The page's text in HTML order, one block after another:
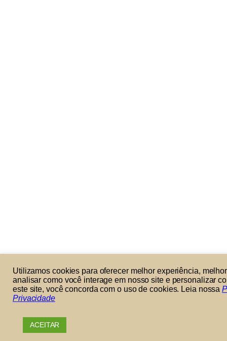
Utilizamos cookies para oferecer melhor experiência,
analisar como você interage em nosso site e personalizar
este site, você concorda com o uso de cookies. Leia nossa
Privacidade
ACEITAR